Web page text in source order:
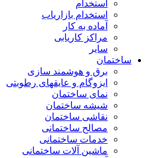
استخدام
استخدام بازاریاب
آماده به کار
مراکز کاریابی
سایر
ساختمان
برق و هوشمند سازی
ایزوگام و عایقهای رطوبتی
نمای ساختمان
شیشه ساختمان
نقاشی ساختمان
مصالح ساختمانی
خدمات ساختمانی
ماشین آلات ساختمانی